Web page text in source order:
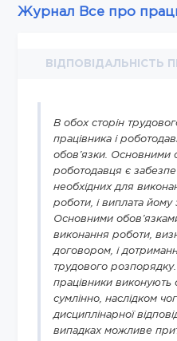
Журнал Все про
ВІДПОВІДАЛЬНІСТЬ
В обох сторін
працівника і
обов’язки. Основними
роботодавця є
необхідних для
роботи, і виплата йому
Основними
виконання роботи,
договором, і
трудового
працівники виконують
сумлінно, наслідком
дисциплінарної
випадках можливе